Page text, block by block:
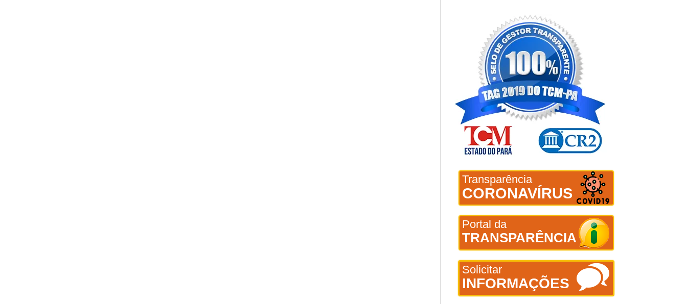
Transparência
CORONAVÍRUS
Portal da
TRANSPARÊNCIA
Solicitar
INFORMAÇÕES